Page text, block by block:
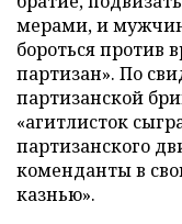
мерами, и
бороться против
партизан». По
партизанской
«агитлисток
партизанского
коменданты в
казнью».